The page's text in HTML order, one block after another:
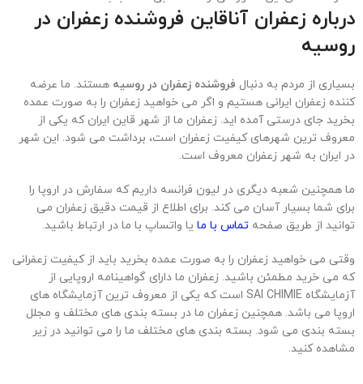
انواع ظروف کریستالی، فلزی، شیشه ای در فروشگاه
ظروف زعفران
و قابل سفارش هستند.
تامین کننده زعفران در روسیه
اگر به دنبالتامین کننده زعفران در روسیههستید، به مکان درستی
آمده اید. ما یکی از بزرگترین فروشندگان زعفران قائنات در روسیه
هستیم. این بدین معناست که محدودیتی در اندازه سفارش شما وجود